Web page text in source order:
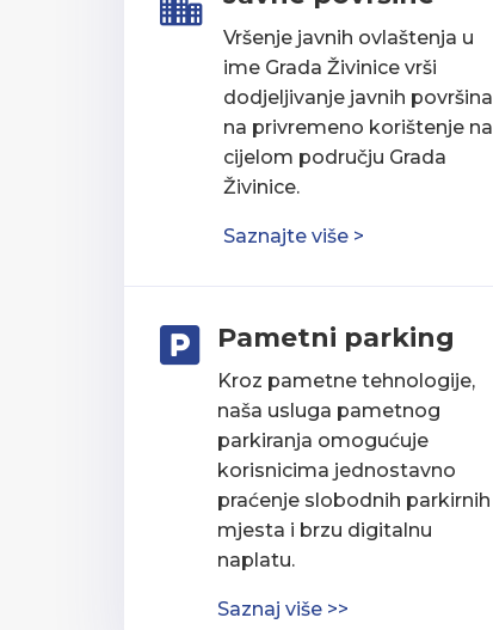
Vršenje javnih ovlaštenja u
ime Grada Živinice vrši
dodjeljivanje javnih površina
na privremeno korištenje na
cijelom području Grada
Živinice.
Saznajte više >
 Pametni parking
Kroz pametne tehnologije,
naša usluga pametnog
parkiranja omogućuje
korisnicima jednostavno
praćenje slobodnih parkirnih
mjesta i brzu digitalnu
naplatu.
Saznaj više >>